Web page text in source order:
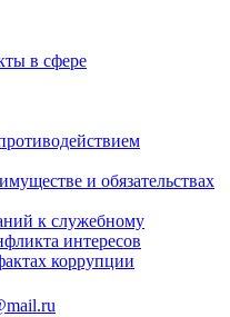
в сфере
и обязательствах
к служебному
интересов
коррупции